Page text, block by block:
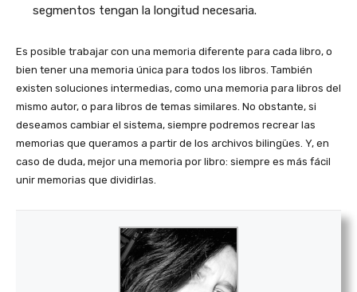
segmentos tengan la longitud necesaria.
Es posible trabajar con una memoria diferente para cada libro, o
bien tener una memoria única para todos los libros. También
existen soluciones intermedias, como una memoria para libros del
mismo autor, o para libros de temas similares. No obstante, si
deseamos cambiar el sistema, siempre podremos recrear las
memorias que queramos a partir de los archivos bilingües. Y, en
caso de duda, mejor una memoria por libro: siempre es más fácil
unir memorias que dividirlas.